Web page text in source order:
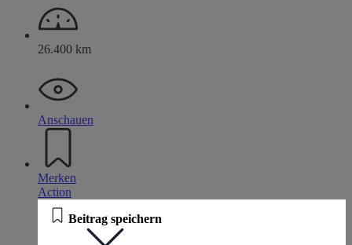
26.400 km
Anschauen
Merken
Action
Beitrag speichern